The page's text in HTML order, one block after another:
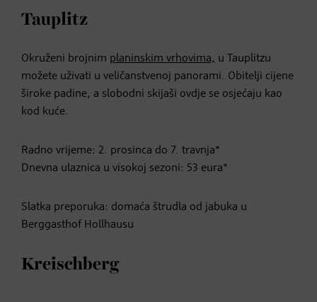
Tauplitz
Okruženi brojnim planinskim vrhovima, u Tauplitzu
možete uživati u veličanstvenoj panorami. Obitelji cijene
široke padine, a slobodni skijaši ovdje se osjećaju kao
kod kuće.
Radno vrijeme: 2. prosinca do 7. travnja*
Dnevna ulaznica u visokoj sezoni: 53 eura*
Slatka preporuka: domaća štrudla od jabuka u
Berggasthof Hollhausu
Kreischberg